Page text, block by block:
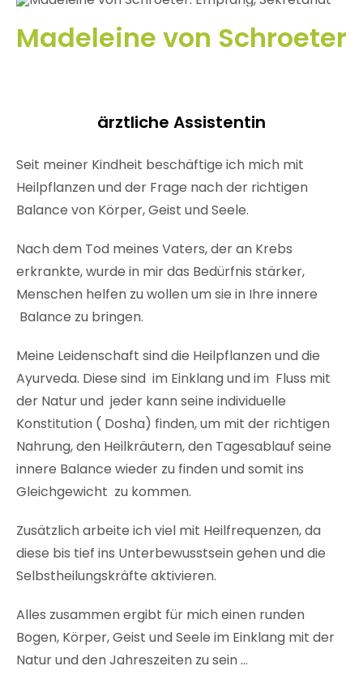
Madeleine von Schroeter
ärztliche Assistentin
Seit meiner Kindheit beschäftige ich mich mit
Heilpflanzen und der Frage nach der richtigen
Balance von Körper, Geist und Seele.
Nach dem Tod meines Vaters, der an Krebs
erkrankte, wurde in mir das Bedürfnis stärker,
Menschen helfen zu wollen um sie in Ihre innere
Balance zu bringen.
Meine Leidenschaft sind die Heilpflanzen und die
Ayurveda. Diese sind im Einklang und im Fluss mit
der Natur und jeder kann seine individuelle
Konstitution ( Dosha) finden, um mit der richtigen
Nahrung, den Heilkräutern, den Tagesablauf seine
innere Balance wieder zu finden und somit ins
Gleichgewicht zu kommen.
Zusätzlich arbeite ich viel mit Heilfrequenzen, da
diese bis tief ins Unterbewusstsein gehen und die
Selbstheilungskräfte aktivieren.
Alles zusammen ergibt für mich einen runden
Bogen, Körper, Geist und Seele im Einklang mit der
Natur und den Jahreszeiten zu sein …